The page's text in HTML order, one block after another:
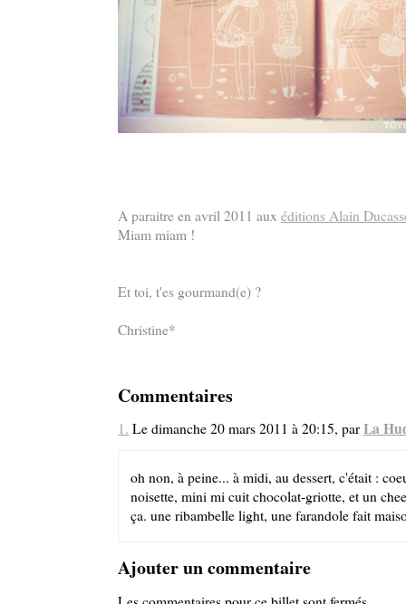
A paraitre en avril 2011 aux éditions Alain
Miam miam !
Et toi, t'es gourmand(e) ?
Christine*
Commentaires
1. Le dimanche 20 mars 2011 à 20:15, parLa
oh non, à peine... à midi, au dessert, c'était :
noisette, mini mi cuit chocolat-griotte, et un
ça. une ribambelle light, une farandole fait
Ajouter un commentaire